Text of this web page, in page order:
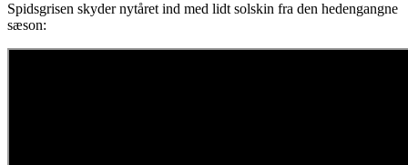
Spidsgrisen skyder nytåret ind med lidt solskin fra den hedengangne
sæson: